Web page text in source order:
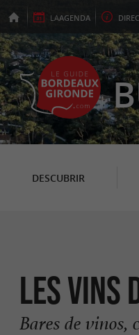
LAAGENDA
DESCUBRIR
Les Vins
Bares de vinos,